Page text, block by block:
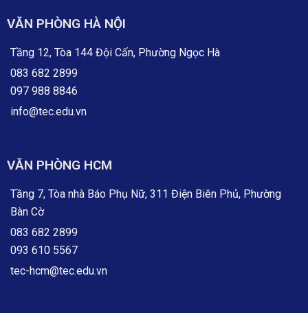
VĂN PHÒNG HÀ NỘI
Tầng 12, Tòa 144 Đội Cấn, Phường Ngọc Hà
083 682 2899
097 988 8846
info@tec.edu.vn
VĂN PHÒNG HCM
Tầng 7, Tòa nhà Báo Phụ Nữ, 311 Điện Biên Phủ, Phường
Bàn Cờ
083 682 2899
093 610 5567
tec-hcm@tec.edu.vn